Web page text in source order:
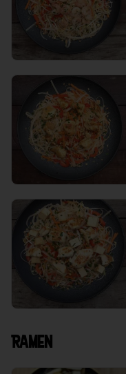
Ramen